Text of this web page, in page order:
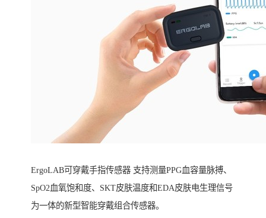
ErgoLAB可穿戴手指传感器 支持测量PPG血容量脉搏、
SpO2血氧饱和度、SKT皮肤温度和EDA皮肤电生理信号
为一体的新型智能穿戴组合传感器。